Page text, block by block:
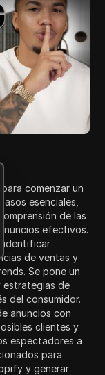
comenzar un
esenciales,
de las
efectivos.
identificar
de ventas y
Se pone un
estrategias de
del consumidor.
anuncios con
clientes y
espectadores a
para
y generar